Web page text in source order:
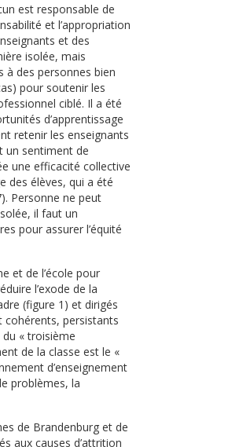
est responsable de
et l’appropriation
et des
isolée, mais
à des personnes bien
pour soutenir les
ciblé. Il a été
d’apprentissage
retenir les enseignants
un sentiment de
une efficacité collective
des élèves, qui a été
Personne ne peut
il faut un
pour assurer l’équité
et de l’école pour
l’exode de la
(figure 1) et dirigés
cohérents, persistants
« troisième
de la classe est le «
d’enseignement
problèmes, la
de Brandenburg et de
aux causes d’attrition